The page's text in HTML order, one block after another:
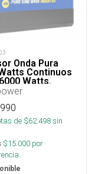
Onda Pura
Continuos
Watts.
de $62.498sin
$15.000 por